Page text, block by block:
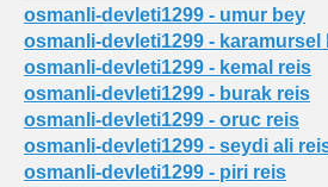
osmanli-devleti1299 - umur bey
osmanli-devleti1299 - karamursel
osmanli-devleti1299 - kemal reis
osmanli-devleti1299 - burak reis
osmanli-devleti1299 - oruc reis
osmanli-devleti1299 - seydi ali
osmanli-devleti1299 - piri reis